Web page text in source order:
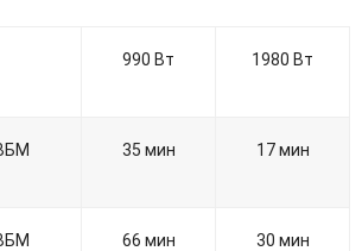
990 Вт 1980 Вт
35 мин 17 мин
66 мин 30 мин